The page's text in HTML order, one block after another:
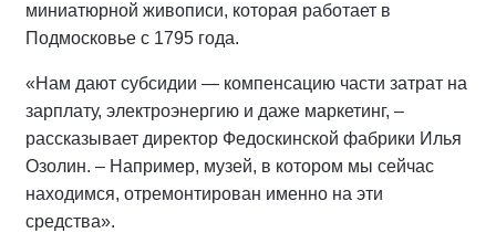
миниатюрной живописи, которая работает в
Подмосковье с 1795 года.
«Нам дают субсидии — компенсацию части затрат на
зарплату, электроэнергию и даже маркетинг, –
рассказывает директор Федоскинской фабрики Илья
Озолин. – Например, музей, в котором мы сейчас
находимся, отремонтирован именно на эти
средства».